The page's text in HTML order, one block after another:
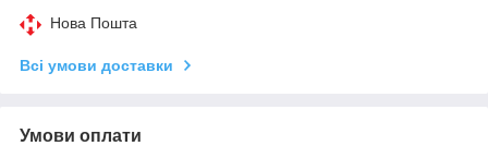
Нова Пошта
Всі умови доставки
Умови оплати